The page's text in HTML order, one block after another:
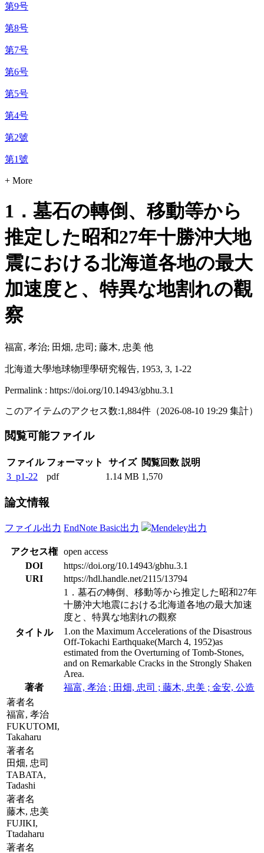
第9号
第8号
第7号
第6号
第5号
第4号
第2號
第1號
+ More
1．墓石の轉倒、移動等から
推定した昭和27年十勝沖大地
震における北海道各地の最大
加速度と、特異な地割れの觀
察
福富, 孝治; 田畑, 忠司; 藤木, 忠美 他
北海道大學地球物理學研究報告, 1953, 3, 1-22
Permalink : https://doi.org/10.14943/gbhu.3.1
このアイテムのアクセス数:1,884件 （2026-08-10 19:29 集計）
閲覧可能ファイル
ファイル フォーマット サイズ 閲覧回数 説明
3_p1-22
pdf 1.14 MB 1,570
論文情報
ファイル出力 EndNote Basic出力 Mendeley出力
アクセス権
open access
DOI
https://doi.org/10.14943/gbhu.3.1
URI
https://hdl.handle.net/2115/13794
タイトル
1．墓石の轉倒、移動等から推定した昭和27年
十勝沖大地震における北海道各地の最大加速
度と、特異な地割れの觀察
1.on the Maximum Accelerations of the Disastrous
Off-Tokachi Earthquake(March 4, 1952)as
estimated from the Overturning of Tomb-Stones,
and on Remarkable Cracks in the Strongly Shaken
Area.
著者
福富, 孝治 ; 田畑, 忠司 ; 藤木, 忠美 ; 金安, 公造
著者名
福富, 孝治
FUKUTOMI,
Takaharu
著者名
田畑, 忠司
TABATA,
Tadashi
著者名
藤木, 忠美
FUJIKI,
Ttadaharu
著者名